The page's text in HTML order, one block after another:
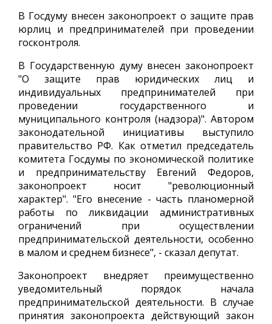
В Госдуму внесен законопроект о защите прав
юрлиц и предпринимателей при проведении
госконтроля.
В Государственную думу внесен законопроект
"О защите прав юридических лиц и
индивидуальных предпринимателей при
проведении государственного и
муниципального контроля (надзора)". Автором
законодательной инициативы выступило
правительство РФ. Как отметил председатель
комитета Госдумы по экономической политике
и предпринимательству Евгений Федоров,
законопроект носит "революционный
характер". "Его внесение - часть планомерной
работы по ликвидации административных
ограничений при осуществлении
предпринимательской деятельности, особенно
в малом и среднем бизнесе", - сказал депутат.
Законопроект внедряет преимущественно
уведомительный порядок начала
предпринимательской деятельности. В случае
принятия законопроекта действующий закон